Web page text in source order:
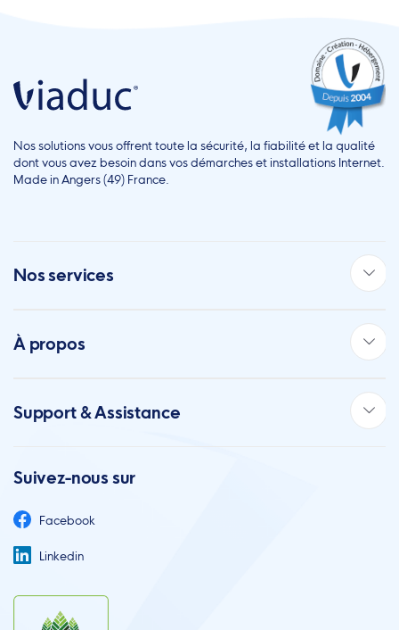
Nos solutions vous offrent toute la sécurité, la fiabilité et la qualité
dont vous avez besoin dans vos démarches et installations Internet.
Made in Angers (49) France.
Nos services
À propos
Support & Assistance
Suivez-nous sur
Facebook
Linkedin